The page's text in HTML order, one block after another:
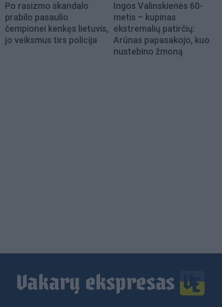
Po rasizmo skandalo
prabilo pasaulio
čempionei kenkęs lietuvis,
jo veiksmus tirs policija
Ingos Valinskienės 60-
metis – kupinas
ekstremalių patirčių:
Arūnas papasakojo, kuo
nustebino žmoną